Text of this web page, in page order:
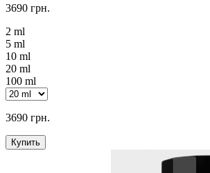
3690 грн.
2 ml
5 ml
10 ml
20 ml
100 ml
3690 грн.
Купить